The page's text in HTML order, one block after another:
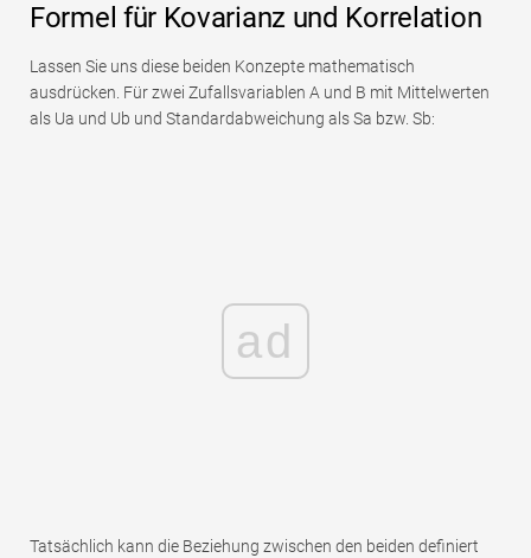
Formel für Kovarianz und Korrelation
Lassen Sie uns diese beiden Konzepte mathematisch
ausdrücken. Für zwei Zufallsvariablen A und B mit Mittelwerten
als Ua und Ub und Standardabweichung als Sa bzw. Sb:
ad
Tatsächlich kann die Beziehung zwischen den beiden definiert